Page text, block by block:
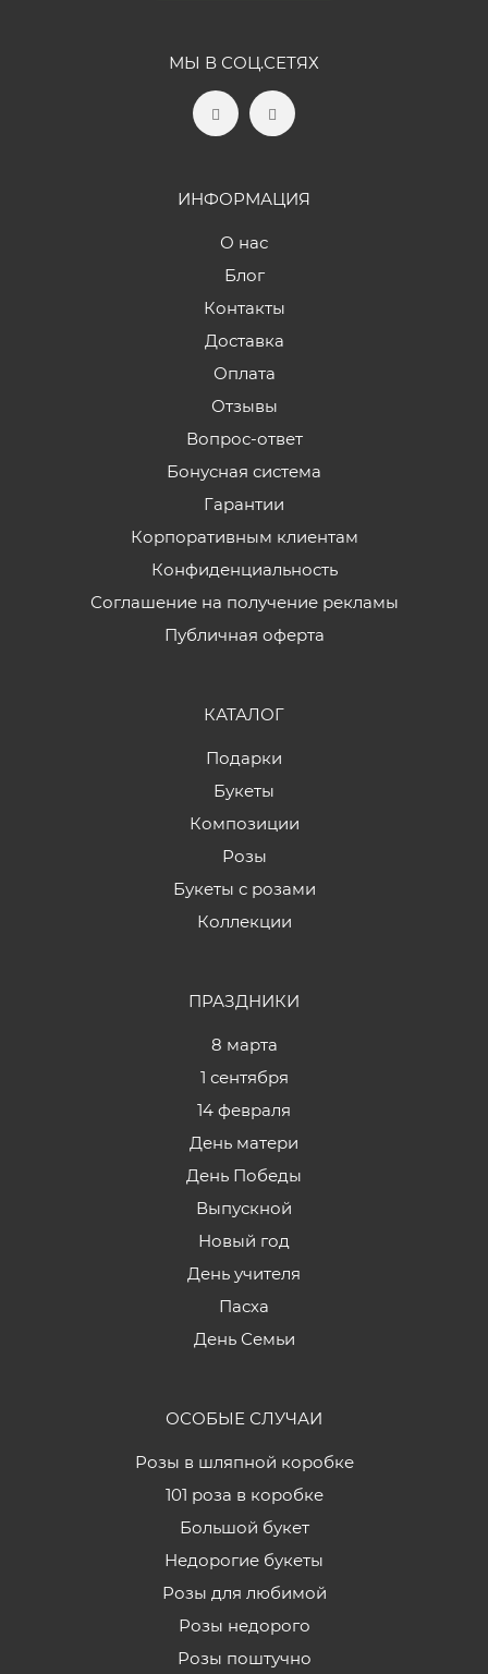
МЫ В СОЦ.СЕТЯХ
ИНФОРМАЦИЯ
О нас
Блог
Контакты
Доставка
Оплата
Отзывы
Вопрос-ответ
Бонусная система
Гарантии
Корпоративным клиентам
Конфиденциальность
Соглашение на получение рекламы
Публичная оферта
КАТАЛОГ
Подарки
Букеты
Композиции
Розы
Букеты с розами
Коллекции
ПРАЗДНИКИ
8 марта
1 сентября
14 февраля
День матери
День Победы
Выпускной
Новый год
День учителя
Пасха
День Семьи
ОСОБЫЕ СЛУЧАИ
Розы в шляпной коробке
101 роза в коробке
Большой букет
Недорогие букеты
Розы для любимой
Розы недорого
Розы поштучно